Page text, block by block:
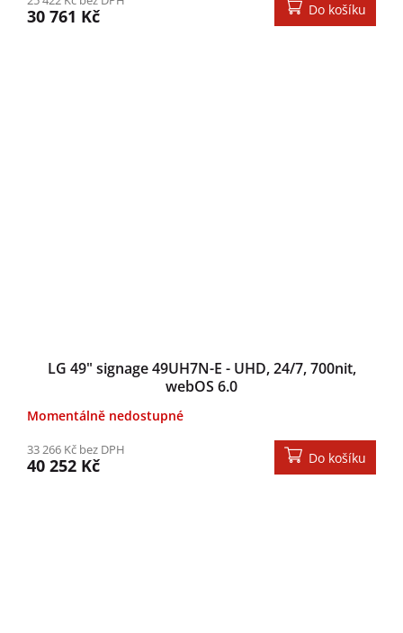
30 761 Kč Do košíku
LG 49" signage 49UH7N-E - UHD, 24/7, 700nit,
webOS 6.0
Momentálně nedostupné
33 266 Kč bez DPH
40 252 Kč Do košíku